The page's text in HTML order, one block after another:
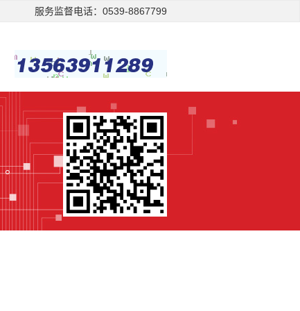
服务监督电话：0539-8867799
。